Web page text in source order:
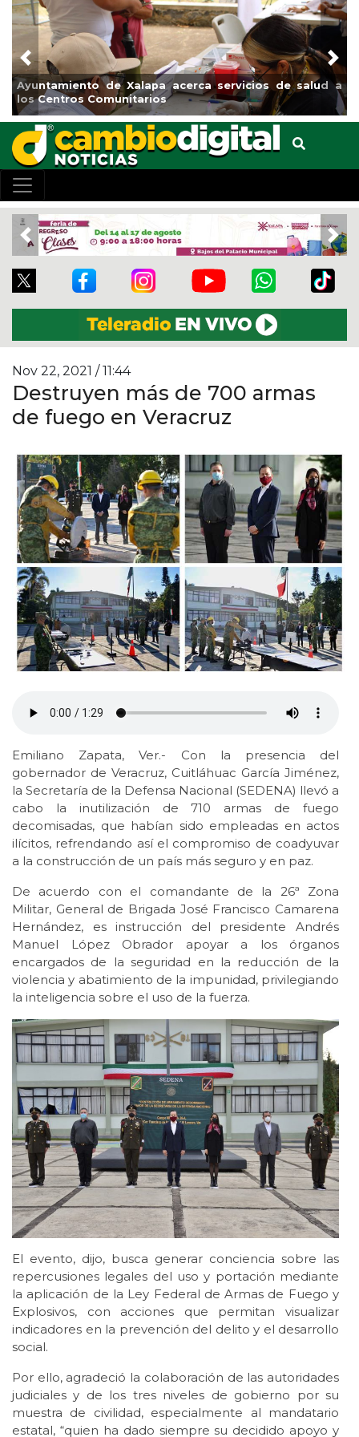
salud a
Municipio arrancará primera etapa de
el boulevard 5 de febrero
Previous
Previous
Nov 22, 2021 / 11:44
Destruyen más de 700 armas
de fuego en Veracruz
Emiliano Zapata, Ver.- Con la presencia del
gobernador de Veracruz, Cuitláhuac García Jiménez,
la Secretaría de la Defensa Nacional (SEDENA) llevó a
cabo la inutilización de 710 armas de fuego
decomisadas, que habían sido empleadas en actos
ilícitos, refrendando así el compromiso de coadyuvar
a la construcción de un país más seguro y en paz.
De acuerdo con el comandante de la 26ª Zona
Militar, General de Brigada José Francisco Camarena
Hernández, es instrucción del presidente Andrés
Manuel López Obrador apoyar a los órganos
encargados de la seguridad en la reducción de la
violencia y abatimiento de la impunidad, privilegiando
la inteligencia sobre el uso de la fuerza.
El evento, dijo, busca generar conciencia sobre las
repercusiones legales del uso y portación mediante
la aplicación de la Ley Federal de Armas de Fuego y
Explosivos, con acciones que permitan visualizar
indicadores en la prevención del delito y el desarrollo
social.
Por ello, agradeció la colaboración de las autoridades
judiciales y de los tres niveles de gobierno por su
muestra de civilidad, especialmente al mandatario
estatal, “quien ha dado siempre su decidido apoyo y